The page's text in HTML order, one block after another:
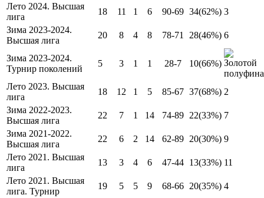
Лето 2024. Высшая
лига
18 11 1 6 90-69 34(62%) 3
Зима 2023-2024.
Высшая лига
20 8 4 8 78-71 28(46%) 6
Зима 2023-2024.
Турнир поколений
5 3 1 1 28-7 10(66%)
Лето 2023. Высшая
лига
18 12 1 5 85-67 37(68%) 2
Зима 2022-2023.
Высшая лига
22 7 1 14 74-89 22(33%) 7
Зима 2021-2022.
Высшая лига
22 6 2 14 62-89 20(30%) 9
Лето 2021. Высшая
лига
13 3 4 6 47-44 13(33%) 11
Лето 2021. Высшая
лига. Турнир
19 5 5 9 68-66 20(35%) 4